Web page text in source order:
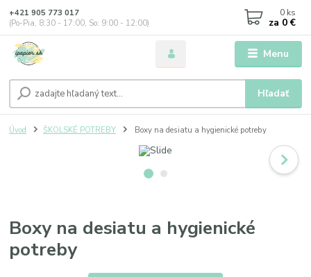
Menu
Hľadať
+421 905 773 017
(Po-Pia, 8:30 - 17:00, So: 9:00 - 12:00)
0 ks
za 0 €
Úvod ŠKOLSKÉ POTREBY Boxy na desiatu a hygienické potreby
Boxy na desiatu a hygienické
potreby